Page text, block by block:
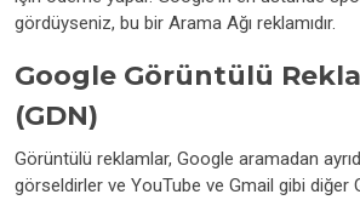
gördüyseniz, bu bir Arama Ağı reklamıdır.
Google Görüntülü
(GDN)
Görüntülü reklamlar, Google aramadan
görseldirler ve YouTube ve Gmail gibi diğer